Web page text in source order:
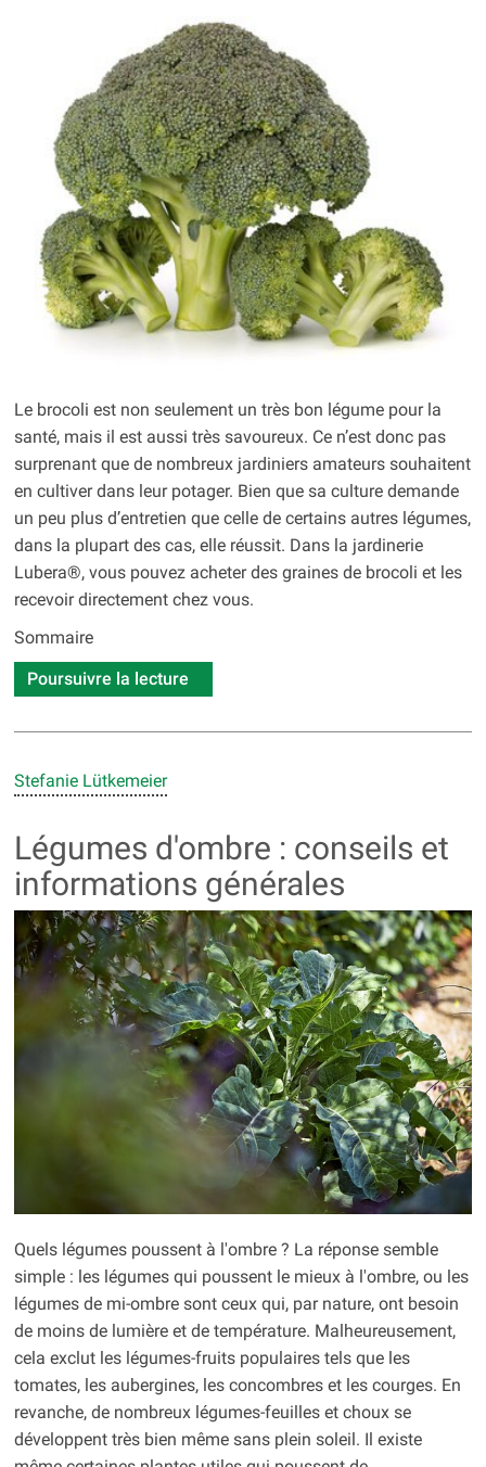
Le brocoli est non seulement un très bon légume pour la
santé, mais il est aussi très savoureux. Ce n’est donc pas
surprenant que de nombreux jardiniers amateurs souhaitent
en cultiver dans leur potager. Bien que sa culture demande
un peu plus d’entretien que celle de certains autres légumes,
dans la plupart des cas, elle réussit. Dans la jardinerie
Lubera®, vous pouvez acheter des graines de brocoli et les
recevoir directement chez vous.
Sommaire
Poursuivre la lecture
Stefanie Lütkemeier
Légumes d'ombre : conseils et
informations générales
Quels légumes poussent à l'ombre ? La réponse semble
simple : les légumes qui poussent le mieux à l'ombre, ou les
légumes de mi-ombre sont ceux qui, par nature, ont besoin
de moins de lumière et de température. Malheureusement,
cela exclut les légumes-fruits populaires tels que les
tomates, les aubergines, les concombres et les courges. En
revanche, de nombreux légumes-feuilles et choux se
développent très bien même sans plein soleil. Il existe